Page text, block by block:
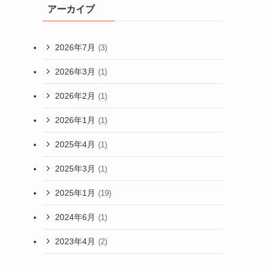
アーカイブ
2026年7月 (3)
2026年3月 (1)
2026年2月 (1)
2026年1月 (1)
2025年4月 (1)
2025年3月 (1)
2025年1月 (19)
2024年6月 (1)
2023年4月 (2)